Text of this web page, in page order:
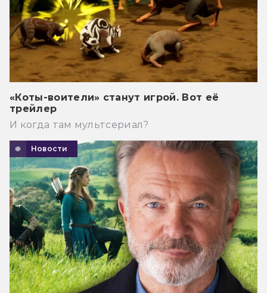
«Коты-воители» станут игрой. Вот её
трейлер
И когда там мультсериал?
Новости